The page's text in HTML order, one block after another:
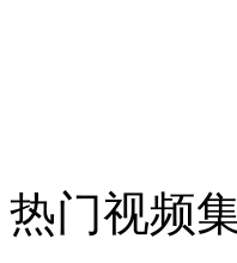
热门视频